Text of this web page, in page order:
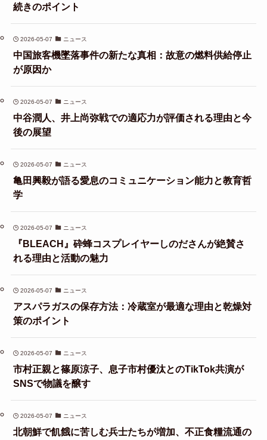
続きのポイント
2026-05-07 ニュース
中国旅客機墜落事件の新たな真相：故意の燃料供給停止
が原因か
2026-05-07 ニュース
中谷潤人、井上尚弥戦での適応力が評価される理由と今
後の展望
2026-05-07 ニュース
亀田興毅が語る愛息のコミュニケーション能力と教育哲
学
2026-05-07 ニュース
『BLEACH』砕蜂コスプレイヤーしのださんが絶賛さ
れる理由と活動の魅力
2026-05-07 ニュース
アスパラガスの保存方法：冷蔵室が最適な理由と乾燥対
策のポイント
2026-05-07 ニュース
市村正親と篠原涼子、息子市村優汰とのTikTok共演が
SNSで物議を醸す
2026-05-07 ニュース
北朝鮮で飢餓に苦しむ兵士たちが増加、不正食糧流通の